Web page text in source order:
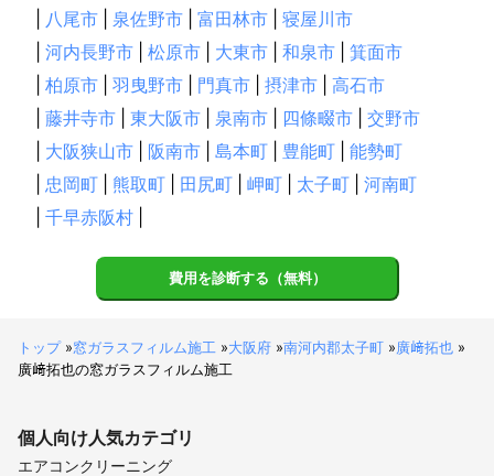
八尾市 泉佐野市 富田林市
寝屋川市
河内長野市 松原市 大東市 和泉市
箕面市
柏原市 羽曳野市 門真市 摂津市
高石市
藤井寺市 東大阪市 泉南市 四條畷市
交野市
大阪狭山市 阪南市 島本町 豊能町
能勢町
忠岡町 熊取町 田尻町 岬町 太子町
河南町
千早赤阪村
費用を診断する（無料）
トップ»窓ガラスフィルム施工 »大阪府 »南河内郡太子町 »廣﨑拓也 »
廣﨑拓也の窓ガラスフィルム施工
個人向け人気カテゴリ
エアコンクリーニング